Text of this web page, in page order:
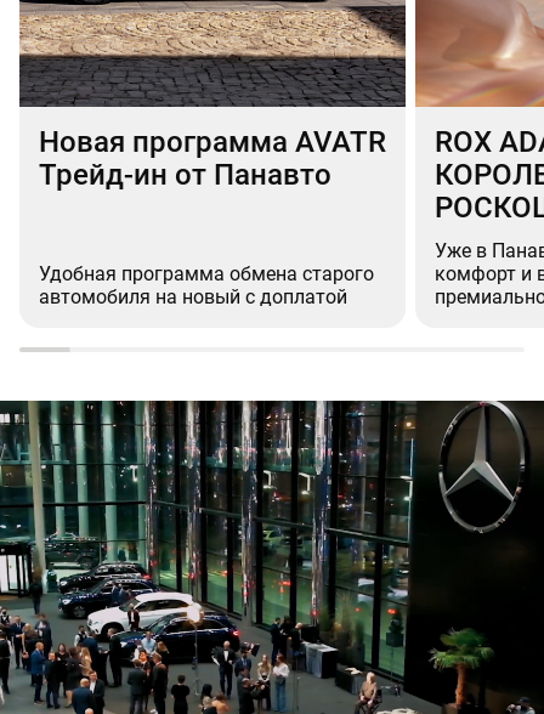
Новая программа AVATR
Трейд-ин от Панавто
Удобная программа обмена старого
автомобиля на новый с доплатой
ROX
Уже в
комфорт и